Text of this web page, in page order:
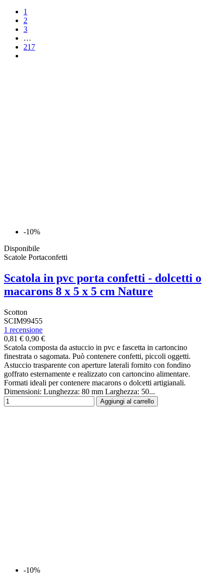
1
2
3
…
217
-10%
Disponibile
Scatole Portaconfetti
Scatola in pvc porta confetti - dolcetti o
macarons 8 x 5 x 5 cm Nature
Scotton
SCIM99455
1 recensione
0,81 € 0,90 €
Scatola composta da astuccio in pvc e fascetta in cartoncino
finestrata o sagomata. Può contenere confetti, piccoli oggetti.
Astuccio trasparente con aperture laterali fornito con fondino
goffrato esternamente e realizzato con cartoncino alimentare.
Formati ideali per contenere macarons o dolcetti artigianali.
Dimensioni: Lunghezza: 80 mm Larghezza: 50...
Aggiungi al carrello
-10%